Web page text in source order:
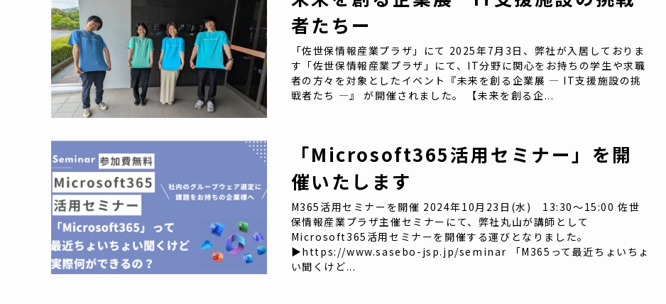
者たちー
「佐世保情報産業プラザ」にて 2025年7月3日、弊社が入居しておりま
す「佐世保情報産業プラザ」にて、IT分野に関心をお持ちの学生や求職
者の方々を対象としたイベント『未来を創る企業展 ― IT支援施設の挑
戦者たち ―』 が開催されました。 【未来を創る企...
「Microsoft365活用セミナー」を開
催いたします
M365活用セミナーを開催 2024年10月23日(水) 13:30～15:00 佐世
保情報産業プラザ主催セミナーにて、弊社丸山が講師として
Microsoft365活用セミナーを開催する運びとなりました。
▶https://www.sasebo-jsp.jp/seminar 「M365って最近ちょいちょ
い聞くけど...